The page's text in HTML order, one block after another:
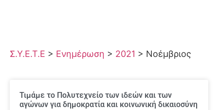
Σ.Υ.Ε.Τ.Ε > Ενημέρωση > 2021 > Νοέμβριος
Τιμάμε το Πολυτεχνείο των ιδεών και των
αγώνων για δημοκρατία και κοινωνική δικαιοσύνη